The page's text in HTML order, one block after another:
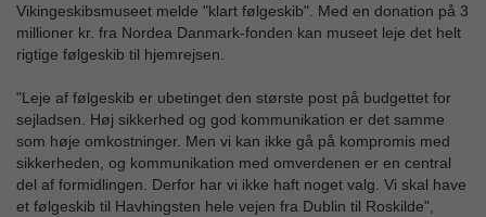
Vikingeskibsmuseet melde "klart følgeskib". Med en donation på 3
millioner kr. fra Nordea Danmark-fonden kan museet leje det helt
rigtige følgeskib til hjemrejsen.
"Leje af følgeskib er ubetinget den største post på budgettet for
sejladsen. Høj sikkerhed og god kommunikation er det samme
som høje omkostninger. Men vi kan ikke gå på kompromis med
sikkerheden, og kommunikation med omverdenen er en central
del af formidlingen. Derfor har vi ikke haft noget valg. Vi skal have
et følgeskib til Havhingsten hele vejen fra Dublin til Roskilde",